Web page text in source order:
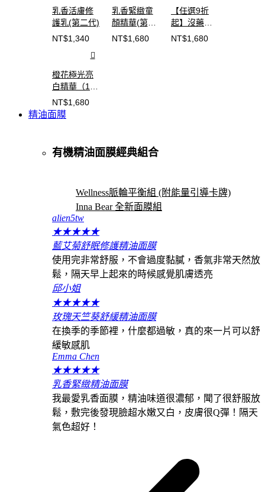
乳香活膚修
護乳(第二代)
NT$1,340
乳香緊緻童
顏精華(第二
代)
NT$1,680
【任選9折
起】沒藥水
潤保濕精華
NT$1,680
橙花極光亮
白精華（10
年淬鍊版）​
NT$1,680
精油面膜
有機精油面膜經典組合
Wellness脈輪平衡組 (附能量引導卡牌)
Inna Bear 全新面膜組
alien5tw
★★★★★
藍艾菊舒眠修護精油面膜
使用完非常舒服，不會過度黏膩，香氣非常天然放
鬆，隔天早上起來的時候感覺肌膚透亮
邱小姐
★★★★★
玫瑰天竺葵舒緩精油面膜
在換季的季節裡，什麼都過敏，真的來一片可以舒
緩敏感肌
Emma Chen
★★★★★
乳香緊緻精油面膜
我最愛乳香面膜，精油味道很濃郁，聞了很舒服放
鬆，敷完後發現臉超水嫩又白，皮膚很Q彈！隔天
氣色超好！